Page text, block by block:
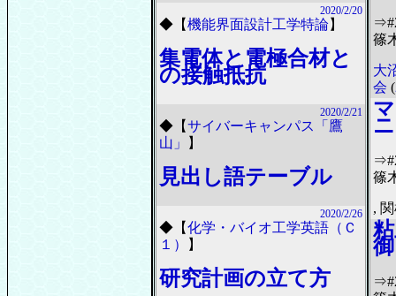
2020/2/20
◆ 【機能界面設計工学特論】
集電体と電極合材と
の接触抵抗
2020/2/21
◆ 【サイバーキャンパス「鷹
山」
】
見出し語テーブル
2020/2/26
◆ 【化学・バイオ工学英語（Ｃ
１）
】
研究計画の立て方
篠
大
会 (
篠
,
御